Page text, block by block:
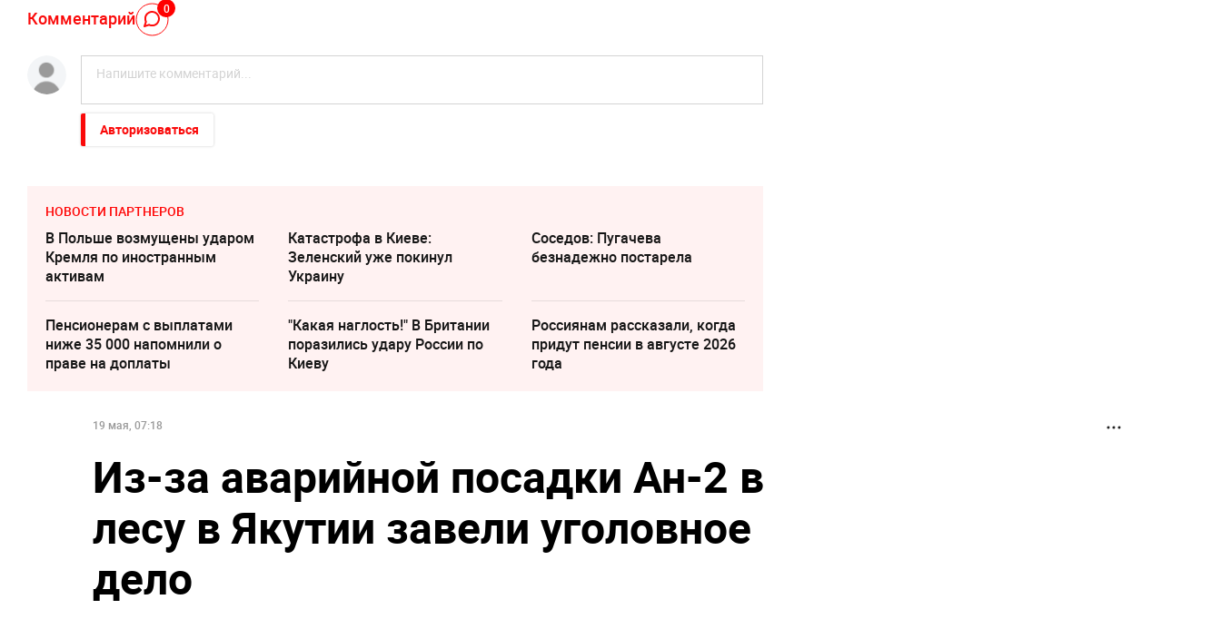
Комментарий 0
Авторизоваться
НОВОСТИ ПАРТНЕРОВ
В Польше возмущены ударом
Кремля по иностранным
активам
Катастрофа в Киеве:
Зеленский уже покинул
Украину
Соседов: Пугачева
безнадежно постарела
Пенсионерам с выплатами
ниже 35 000 напомнили о
праве на доплаты
"Какая наглость!" В Британии
поразились удару России по
Киеву
Россиянам рассказали, когда
придут пенсии в августе 2026
года
19 мая, 07:18
Из-за аварийной посадки Ан-2 в
лесу в Якутии завели уголовное
дело